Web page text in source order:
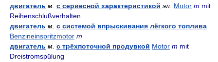
двигатель м. с сериесной характеристикой эл. Motor m mit
Reihenschlußverhalten
двигатель м. с системой впрыскивания лёгкого топлива
Benzineinspritzmotor m
двигатель м. с трёхпоточной продувкой Motor m mit
Dreistromspülung